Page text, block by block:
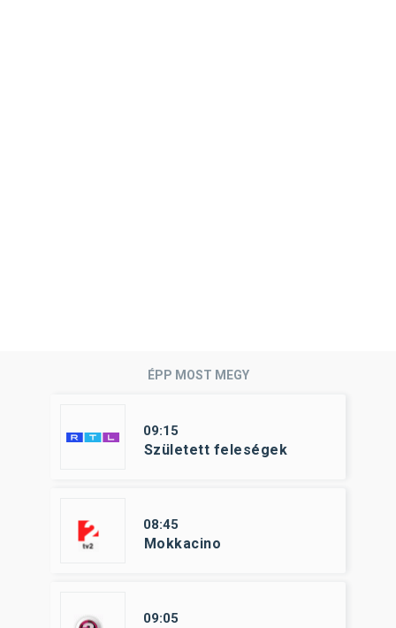
ÉPP MOST MEGY
09:15
Született feleségek
08:45
Mokkacino
09:05